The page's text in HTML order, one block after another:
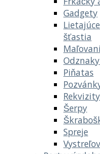
Gadgety
šťastia
Piňatas
Šerpy
Spreje